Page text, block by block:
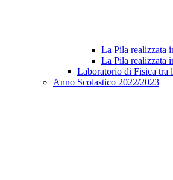
La Pila realizzata
La Pila realizzata
Laboratorio di Fisica tra
Anno Scolastico 2022/2023